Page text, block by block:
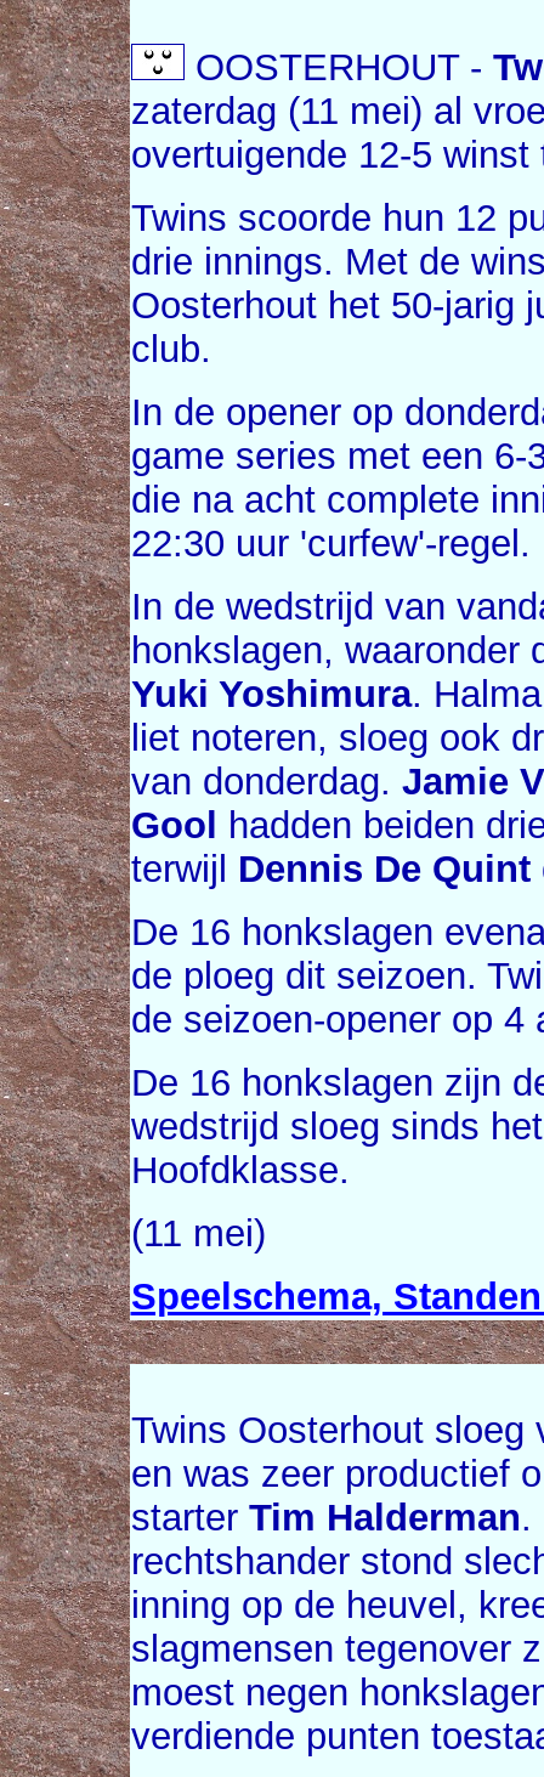
OOSTERHOUT -
zaterdag (11 mei) al
overtuigende 12-5
Twins scoorde hun 12
drie innings. Met de
Oosterhout het 50-jarig
club.
In de opener op
game series met een 6-
die na acht complete
22:30 uur 'curfew'-regel.
In de wedstrijd van
honkslagen, waaronder
Yuki Yoshimura.
liet noteren, sloeg ook
van donderdag. Jamie
Gool
hadden beiden
terwijl Dennis De Quint
De 16 honkslagen
de ploeg dit seizoen.
de seizoen-opener op
De 16 honkslagen zijn
wedstrijd sloeg sinds
Hoofdklasse.
(11 mei)
Speelschema,
Twins Oosterhout sloeg
en was zeer productief
starter Tim Halderman.
rechtshander stond
inning op de heuvel,
slagmensen tegenover
moest negen
verdiende punten